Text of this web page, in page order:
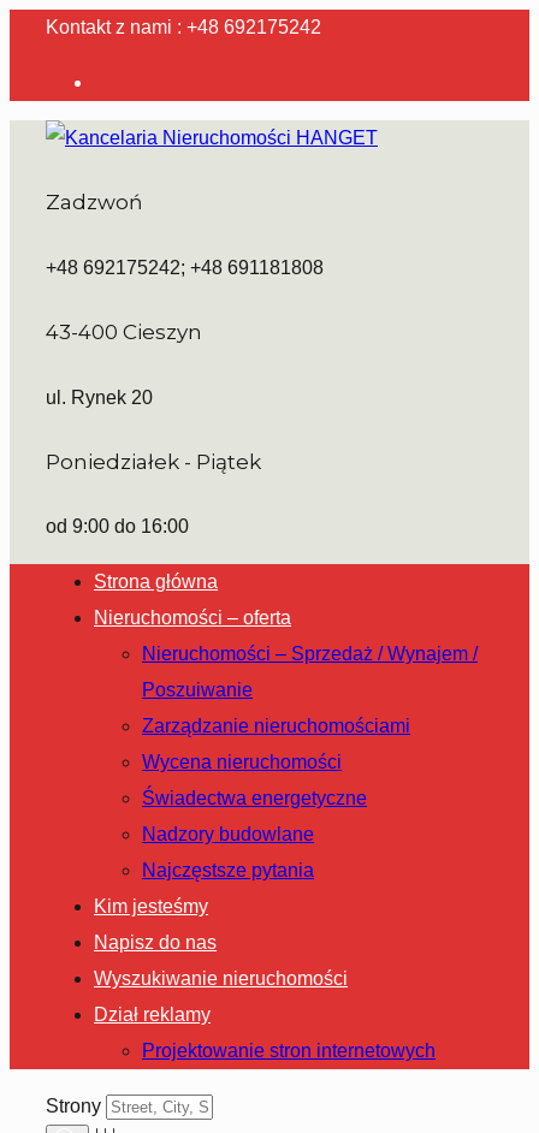
Kontakt z nami : +48 692175242
Zadzwoń
+48 692175242; +48 691181808
43-400 Cieszyn
ul. Rynek 20
Poniedziałek - Piątek
od 9:00 do 16:00
Strona główna
Nieruchomości – oferta
Nieruchomości – Sprzedaż / Wynajem /
Poszuiwanie
Zarządzanie nieruchomościami
Wycena nieruchomości
Świadectwa energetyczne
Nadzory budowlane
Najczęstsze pytania
Kim jesteśmy
Napisz do nas
Wyszukiwanie nieruchomości
Dział reklamy
Projektowanie stron internetowych
Strony